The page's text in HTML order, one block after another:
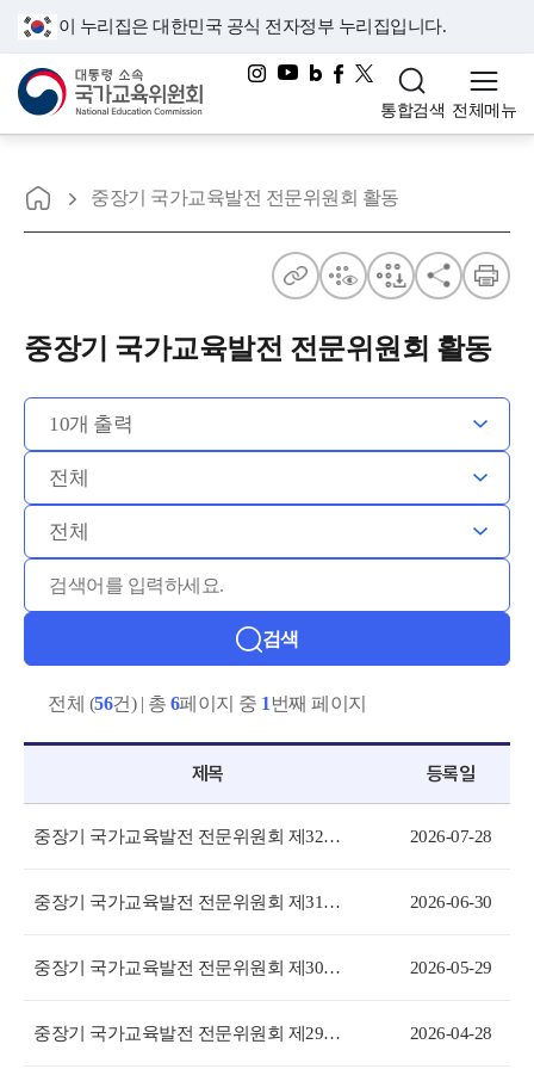
이 누리집은 대한민국 공식 전자정부 누리집입니다.
대통령소속 국가교육위원회
통합검색 전체메뉴
으로
중장기 국가교육발전 전문위원회 활동
주
소
점
자
점
자
공
유
인
쇄
중장기 국가교육발전 전문위원회 활동
전체 (56건) | 총 6페이지 중 1 번째 페이지
검색
제목 등록일
중장기 국가교육발전 전문위원회 제32차 회의 2026-07-28
중장기 국가교육발전 전문위원회 제31차 회의 2026-06-30
중장기 국가교육발전 전문위원회 제30차 회의 2026-05-29
중장기 국가교육발전 전문위원회 제29차 회의 2026-04-28